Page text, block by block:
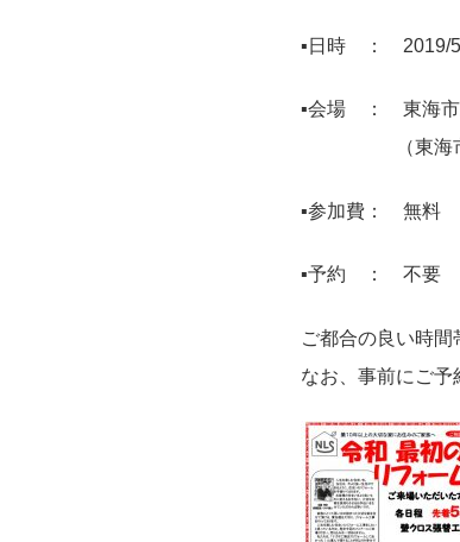
▪日時 ： 2019/5
▪会場 ： 東海市
（東海市高
▪参加費： 無料
▪予約 ： 不要
ご都合の良い時間
なお、事前にご予